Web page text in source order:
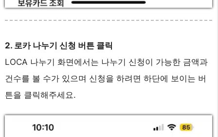
2. 로카 나누기 신청 버튼 클릭
LOCA 나누기 화면에서는 나누기 신청이 가능한 금액과
건수를 볼 수가 있으며 신청을 하려면 하단에 보이는 버
튼을 클릭해주세요.